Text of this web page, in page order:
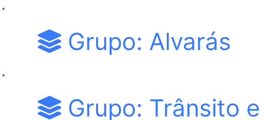
Grupo: Alvarás
Grupo: Trânsito